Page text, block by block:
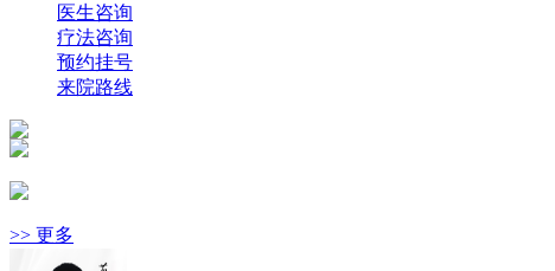
医生咨询
疗法咨询
预约挂号
来院路线
>> 更多